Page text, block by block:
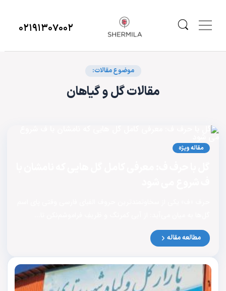
۰۲۱۹۱۳۰۷۰۰۲
موضوع مقالات:
مقالات گل و گیاهان
مقاله ویژه
مطالعه مقاله